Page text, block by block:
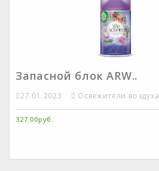
Запасной блок ARW..
27.01.2023 Освежители воздуха
327.00руб.